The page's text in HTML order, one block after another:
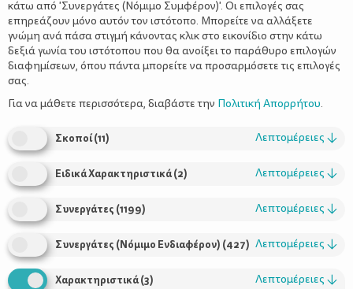
Πώς αντιμετωπίζουμε την
δυσκοιλιότητα του μωρού
κάτω από 'Συνεργάτες (Νόμιμο Συμφέρον)'. Οι επιλογές σας
επηρεάζουν μόνο αυτόν τον ιστότοπο. Μπορείτε να αλλάξετε
γνώμη ανά πάσα στιγμή κάνοντας κλικ στο εικονίδιο στην κάτω
δεξιά γωνία του ιστότοπου που θα ανοίξει το παράθυρο επιλογών
διαφημίσεων, όπου πάντα μπορείτε να προσαρμόσετε τις επιλογές
σας.
Για να μάθετε περισσότερα, διαβάστε την Πολιτική Απορρήτου.
Σκοποί(11) Λεπτομέρειες ↓
Ειδικά Χαρακτηριστικά(2) Λεπτομέρειες ↓
Συνεργάτες (1199) Λεπτομέρειες ↓
Συνεργάτες (Νόμιμο Ενδιαφέρον) (427) Λεπτομέρειες ↓
Χαρακτηριστικά(3) Λεπτομέρειες ↓